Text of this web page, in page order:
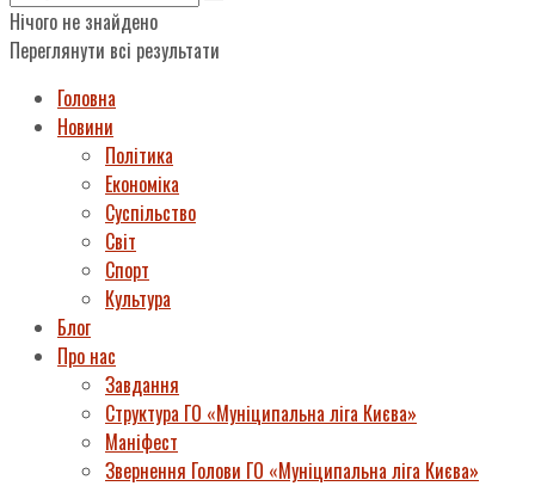
Нічого не знайдено
Переглянути всі результати
Головна
Новини
Політика
Економіка
Суспільство
Світ
Спорт
Культура
Блог
Про нас
Завдання
Структура ГО «Муніципальна ліга Києва»
Маніфест
Звернення Голови ГО «Муніципальна ліга Києва»